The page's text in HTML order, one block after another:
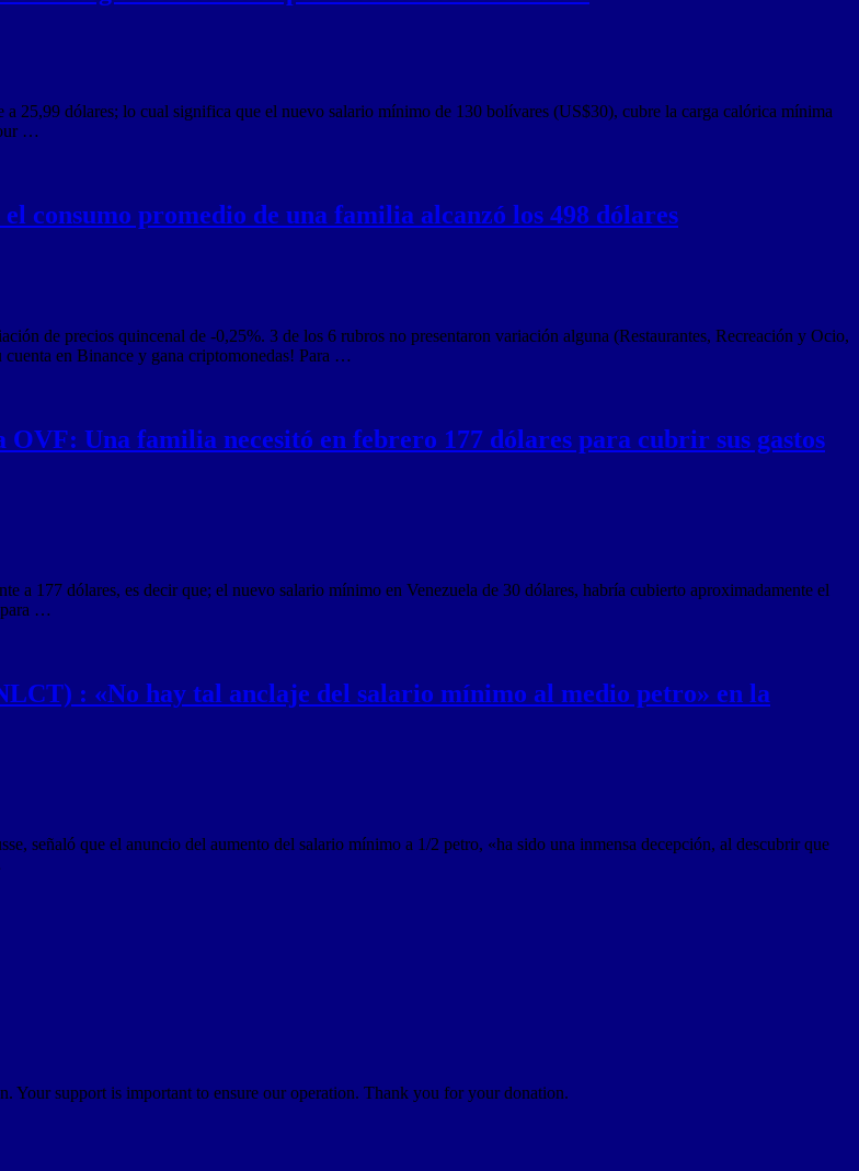
25,99 dólares; lo cual significa que el nuevo salario mínimo de 130 bolívares (US$30), cubre la carga calórica mínima
…
consumo promedio de una familia alcanzó los 498 dólares
de precios quincenal de -0,25%. 3 de los 6 rubros no presentaron variación alguna (Restaurantes, Recreación y Ocio,
en Binance y gana criptomonedas! Para …
OVF: Una familia necesitó en febrero 177 dólares para cubrir sus gastos
a 177 dólares, es decir que; el nuevo salario mínimo en Venezuela de 30 dólares, habría cubierto aproximadamente el
para …
: «No hay tal anclaje del salario mínimo al medio petro» en la
señaló que el anuncio del aumento del salario mínimo a 1/2 petro, «ha sido una inmensa decepción, al descubrir que
Your support is important to ensure our operation. Thank you for your donation.